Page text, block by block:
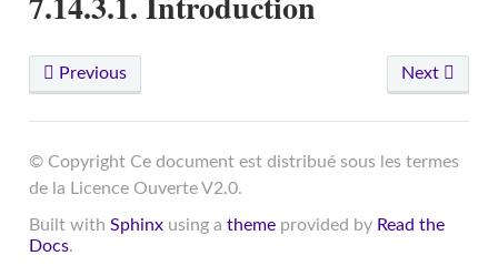
Previous Next
© Copyright Ce document est distribué sous les termes
de la Licence Ouverte V2.0.
Built with Sphinxusing a themeprovided by Read the
Docs.